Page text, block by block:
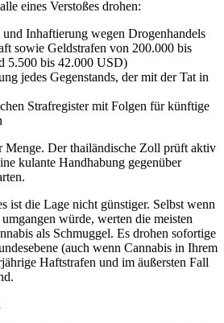
eines Verstoßes drohen:
und Inhaftierung wegen Drogenhandels
sowie Geldstrafen von 200.000 bis
5.500 bis 42.000 USD)
jedes Gegenstands, der mit der Tat in
Strafregister mit Folgen für künftige
Menge. Der thailändische Zoll prüft aktiv
kulante Handhabung gegenüber
ist die Lage nicht günstiger. Selbst wenn
würde, werten die meisten
als Schmuggel. Es drohen sofortige
(auch wenn Cannabis in Ihrem
Haftstrafen und im äußersten Fall